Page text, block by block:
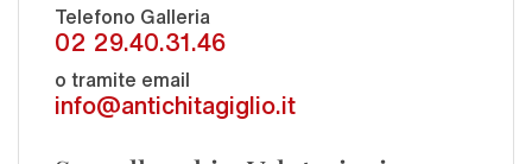
Telefono Galleria
02 29.40.31.46
o tramite email
info@antichitagiglio.it